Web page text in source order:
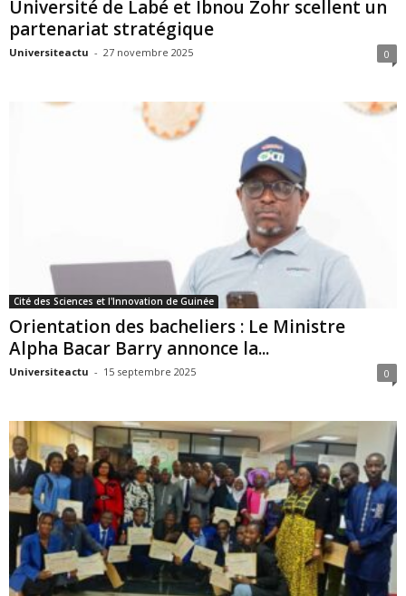
Université de Labé et Ibnou Zohr scellent un
partenariat stratégique
Universiteactu - 27 novembre 2025 0
Cité des Sciences et l'Innovation de Guinée
Orientation des bacheliers : Le Ministre
Alpha Bacar Barry annonce la...
Universiteactu - 15 septembre 2025 0